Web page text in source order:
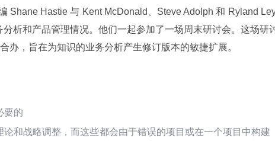
Shane Hastie 与 Kent McDonald、Steve Adolph 和 Ryland
析和产品管理情况。他们一起参加了一场周末研讨会。这场研
办，旨在为知识的业务分析产生修订版本的敏捷扩展。
要的
和战略调整，而这些都会由于错误的项目或在一个项目中构建